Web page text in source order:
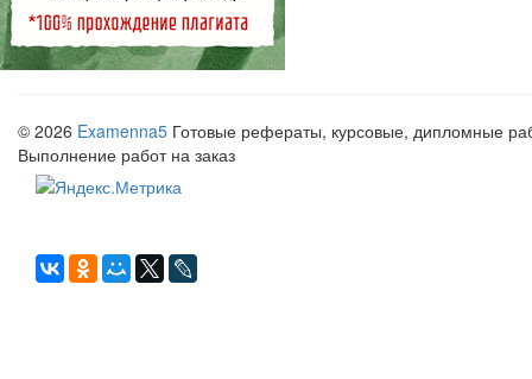
© 2026 Examenna5 Готовые рефераты, курсовые, дипломные
Выполнение работ на заказ